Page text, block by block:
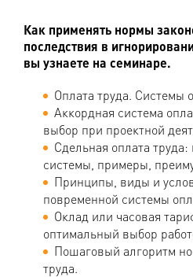
Как применять нормы
последствия в
вы узнаете на семинаре.
Оплата труда. Системы
Аккордная система
выбор при проектной
Сдельная оплата
системы, примеры,
Принципы, виды и
повременной системы
Оклад или часовая
оптимальный выбор
Пошаговый алгоритм
труда.